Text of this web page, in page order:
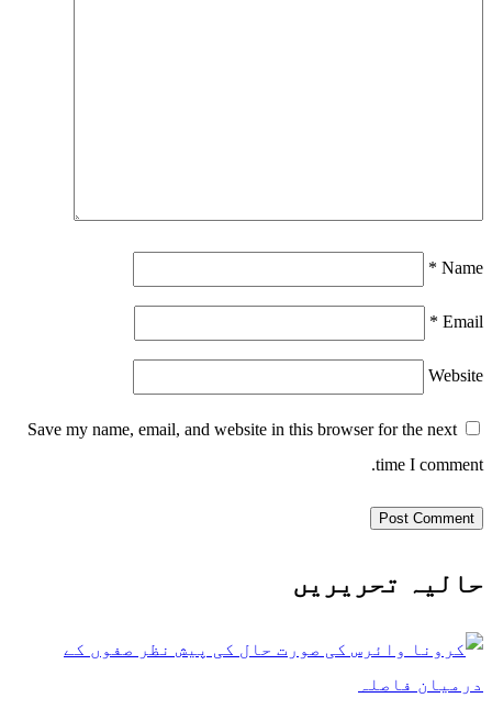
Name
*
Email
*
Website
Save my name, email, and website in this browser for the next
time I comment.
حالیہ تحریریں